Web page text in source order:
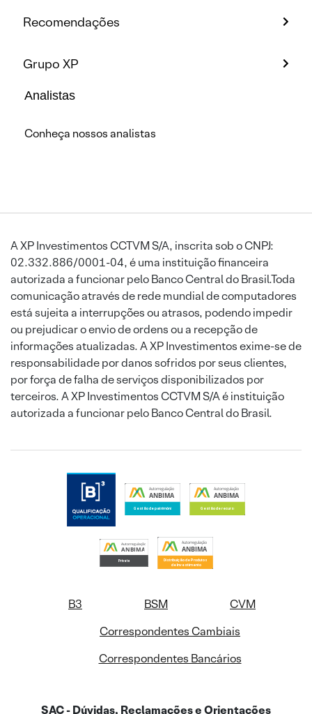
Recomendações
Grupo XP
Analistas
Conheça nossos analistas
A XP Investimentos CCTVM S/A, inscrita sob o CNPJ:
02.332.886/0001-04, é uma instituição financeira
autorizada a funcionar pelo Banco Central do Brasil.Toda
comunicação através de rede mundial de computadores
está sujeita a interrupções ou atrasos, podendo impedir
ou prejudicar o envio de ordens ou a recepção de
informações atualizadas. A XP Investimentos exime-se de
responsabilidade por danos sofridos por seus clientes,
por força de falha de serviços disponibilizados por
terceiros. A XP Investimentos CCTVM S/A é instituição
autorizada a funcionar pelo Banco Central do Brasil.
B3 BSM
CVM
Correspondentes Cambiais
Correspondentes Bancários
SAC - Dúvidas, Reclamações e Orientações